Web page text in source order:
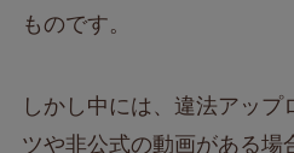
ものです。
しかし中には、違法アップ
ツや非公式の動画がある場